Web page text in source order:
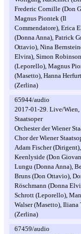
Frederic Cornille (Don
Magnus Piontek (Il
Commendatore), Erica
(Donna Anna), Patrick
Ottavio), Nina
Elvira), Simon Robinson
(Leporello), Magnus
(Masetto), Hanna
(Zerlina)
65944/audio
2017-01-29. Live/Wien,
Staatsoper
Orchester der Wiener
Chor der Wiener
Adam Fischer
Keenlyside (Don
Lungu (Donna Anna),
Bruns (Don Ottavio),
Röschmann (Donna
Schrott (Leporello),
Walser (Masetto), Iliana
(Zerlina)
67459/audio